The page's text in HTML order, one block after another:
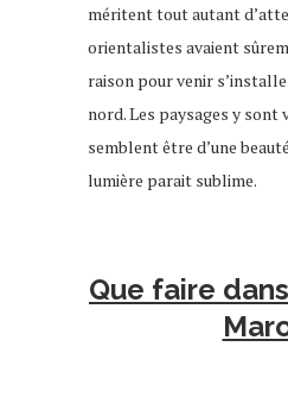
méritent tout autant
orientalistes avaient
raison pour venir
nord. Les paysages y sont
semblent être d’une
lumière parait sublime.
Que faire